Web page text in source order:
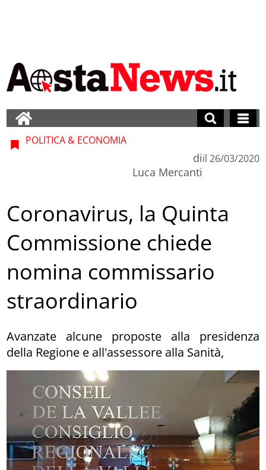
POLITICA & ECONOMIA
di
Luca Mercanti
il 26/03/2020
Coronavirus, la Quinta
Commissione chiede
nomina commissario
straordinario
Avanzate alcune proposte alla presidenza
della Regione e all'assessore alla Sanità,